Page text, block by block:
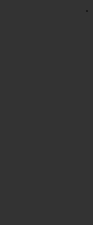
·